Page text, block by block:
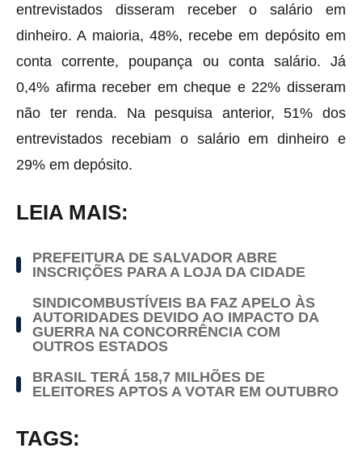
entrevistados disseram receber o salário em
dinheiro. A maioria, 48%, recebe em depósito em
conta corrente, poupança ou conta salário. Já
0,4% afirma receber em cheque e 22% disseram
não ter renda. Na pesquisa anterior, 51% dos
entrevistados recebiam o salário em dinheiro e
29% em depósito.
LEIA MAIS:
PREFEITURA DE SALVADOR ABRE
INSCRIÇÕES PARA A LOJA DA CIDADE
SINDICOMBUSTÍVEIS BA FAZ APELO ÀS
AUTORIDADES DEVIDO AO IMPACTO DA
GUERRA NA CONCORRÊNCIA COM
OUTROS ESTADOS
BRASIL TERÁ 158,7 MILHÕES DE
ELEITORES APTOS A VOTAR EM OUTUBRO
TAGS: